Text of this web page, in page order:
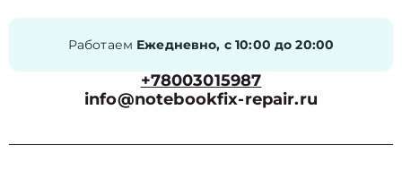
Работаем Ежедневно, с 10:00 до 20:00
+78003015987
info@notebookfix-repair.ru